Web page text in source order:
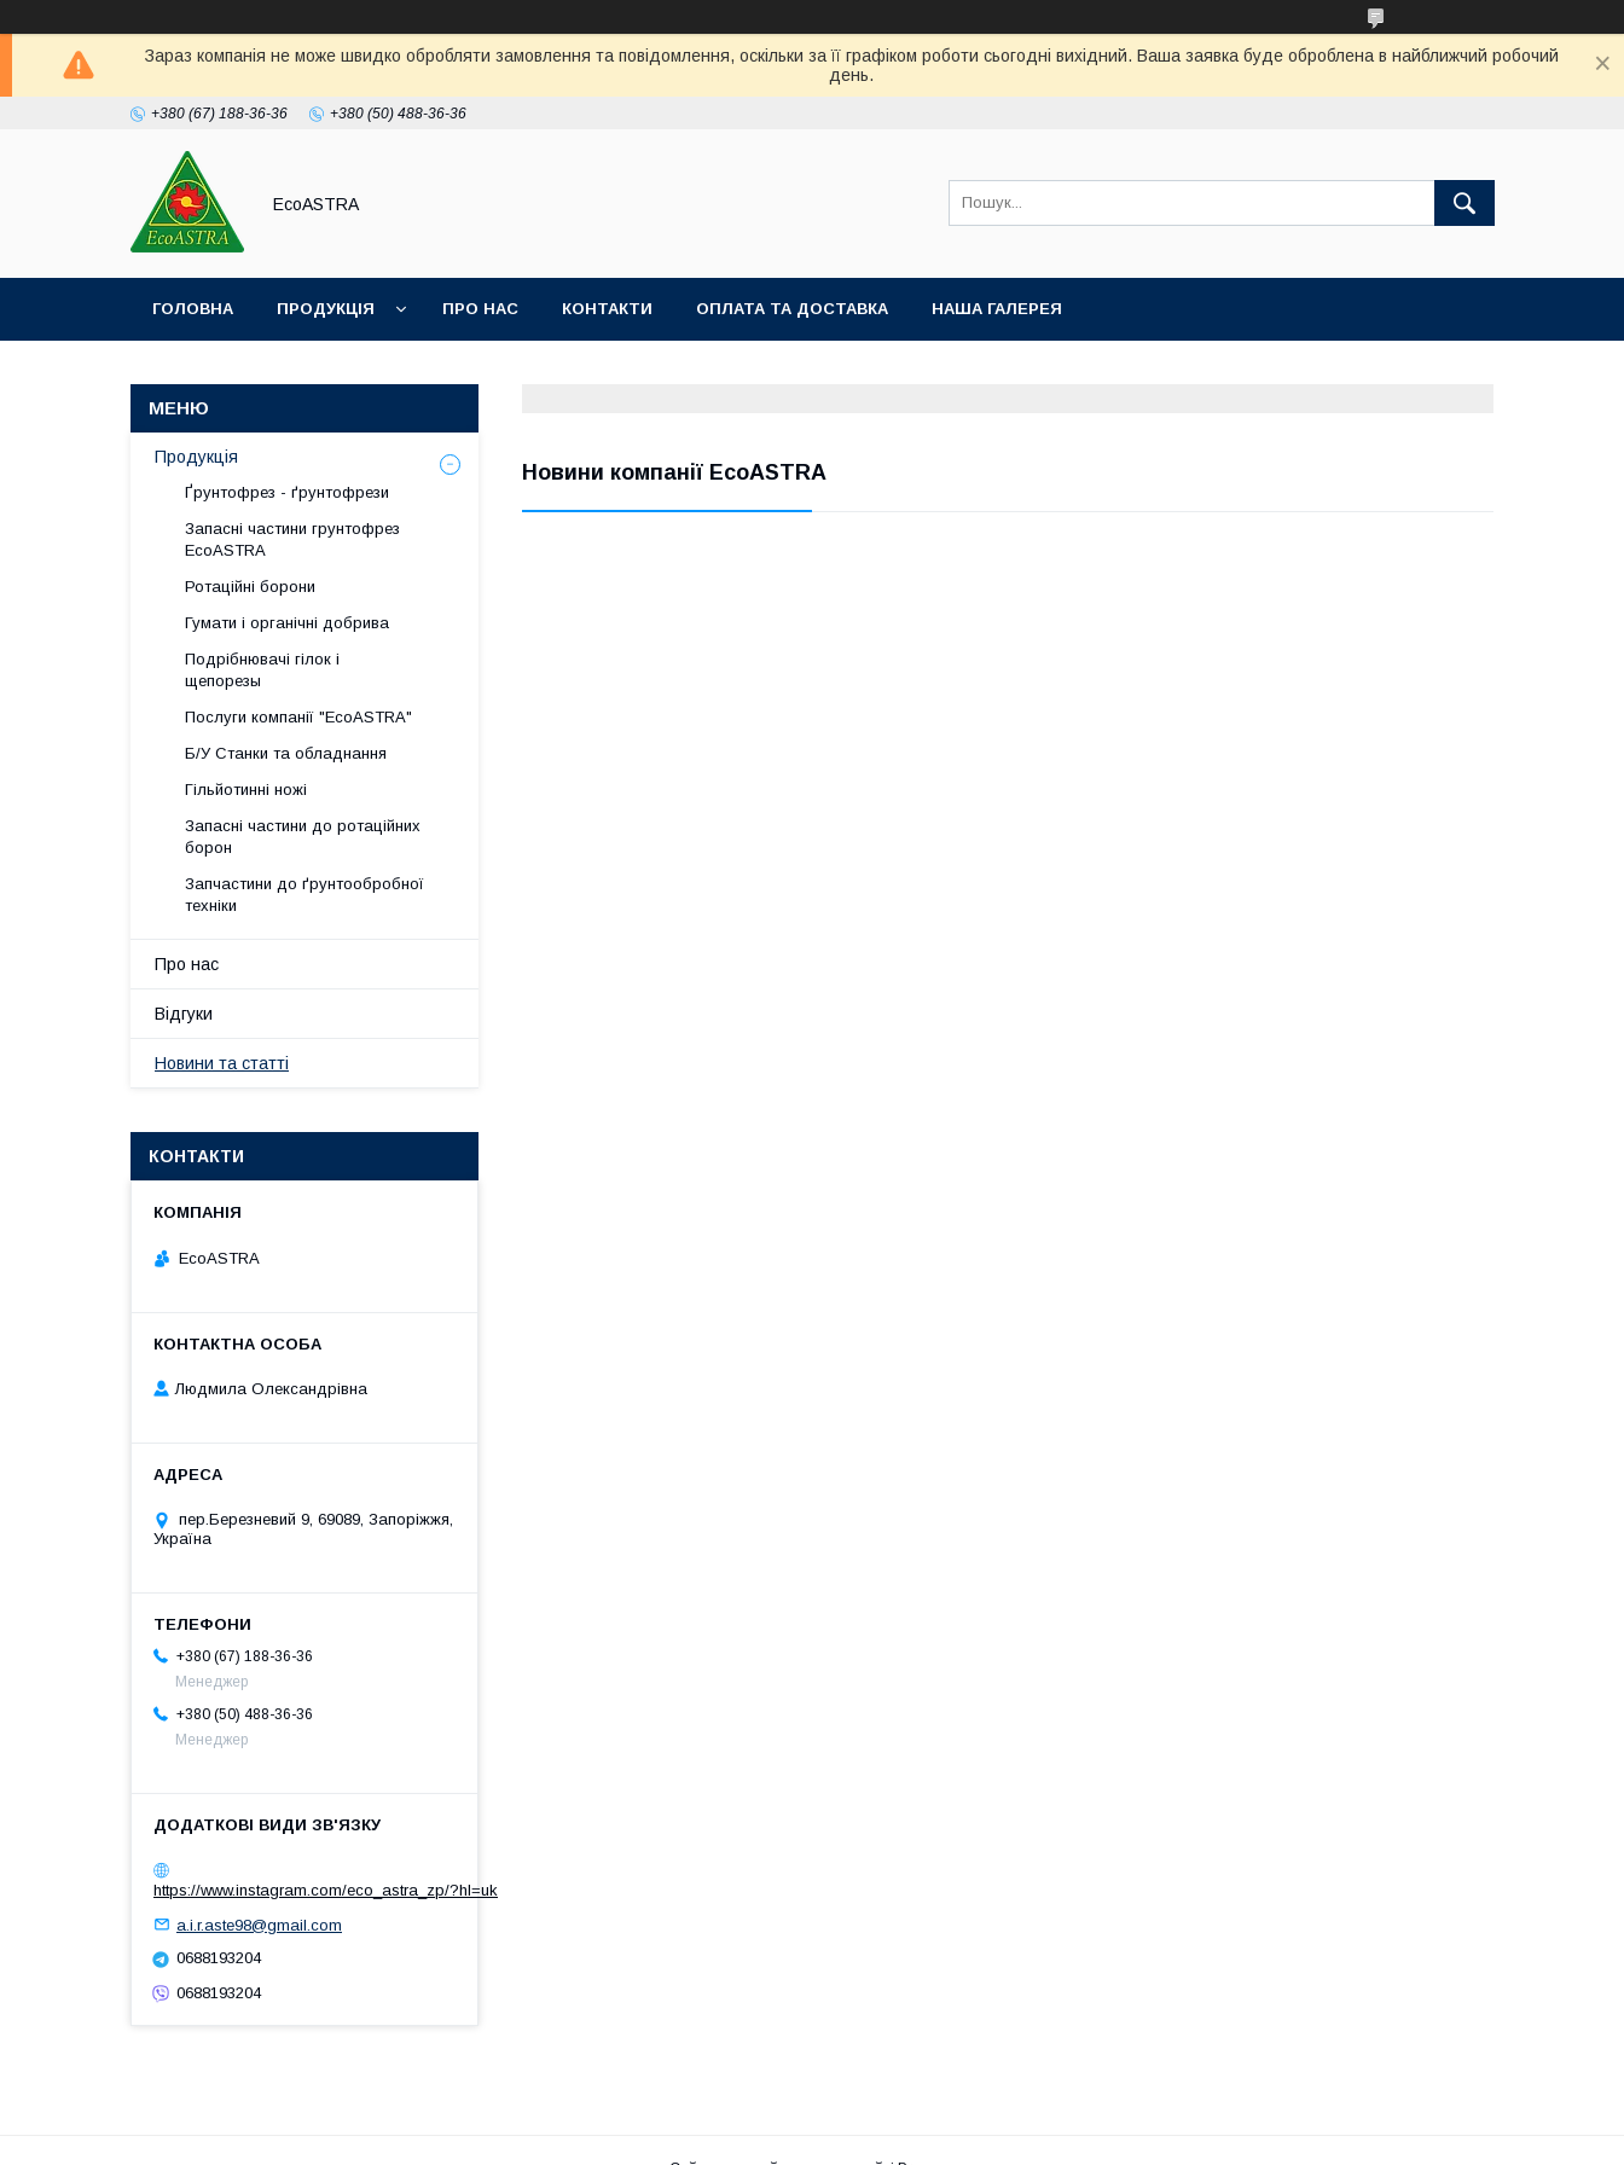
Зараз компанія не може швидко обробляти замовлення та повідомлення, оскільки за її графіком роботи сьогодні вихідний. Ваша заявка буде оброблена в найближчий робочий
день.
+380 (67) 188-36-36 +380 (50) 488-36-36
EcoASTRA
ГОЛОВНА ПРОДУКЦІЯ ПРО НАС КОНТАКТИ ОПЛАТА ТА ДОСТАВКА НАША ГАЛЕРЕЯ
Новини компанії EcoASTRA
Продукція
Ґрунтофрез - ґрунтофрези
Запасні частини грунтофрез
EcoASTRA
Ротаційні борони
Гумати і органічні добрива
Подрібнювачі гілок і
щепорезы
Послуги компанії "EcoASTRA"
Б/У Станки та обладнання
Гільйотинні ножі
Запасні частини до ротаційних
борон
Запчастини до ґрунтообробної
техніки
Про нас
Відгуки
Новини та статті
КОНТАКТИ
EcoASTRA
Людмила Олександрівна
пер.Березневий 9, 69089, Запоріжжя,
Україна
+380 (67) 188-36-36
Менеджер
+380 (50) 488-36-36
Менеджер
https://www.instagram.com/eco_astra_zp/?hl=uk
a.i.r.aste98@gmail.com
0688193204
0688193204